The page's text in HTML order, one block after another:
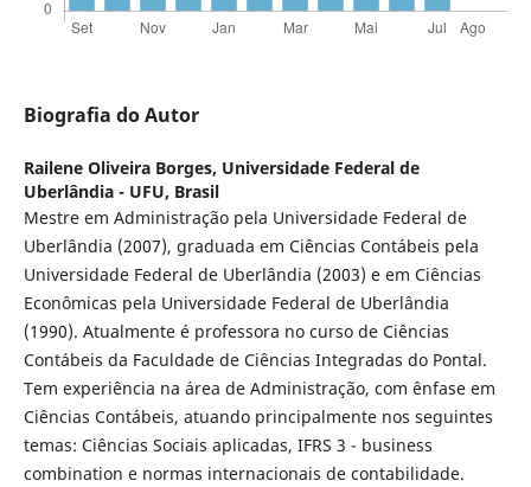
Biografia do Autor
Railene Oliveira Borges, Universidade Federal de
Uberlândia - UFU, Brasil
Mestre em Administração pela Universidade Federal de
Uberlândia (2007), graduada em Ciências Contábeis pela
Universidade Federal de Uberlândia (2003) e em Ciências
Econômicas pela Universidade Federal de Uberlândia
(1990). Atualmente é professora no curso de Ciências
Contábeis da Faculdade de Ciências Integradas do Pontal.
Tem experiência na área de Administração, com ênfase em
Ciências Contábeis, atuando principalmente nos seguintes
temas: Ciências Sociais aplicadas, IFRS 3 - business
combination e normas internacionais de contabilidade.